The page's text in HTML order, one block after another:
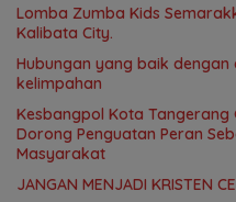
Lomba Zumba Kids
Kalibata City.
Hubungan yang baik
kelimpahan
Kesbangpol Kota Tangerang
Dorong Penguatan Peran
Masyarakat
JANGAN